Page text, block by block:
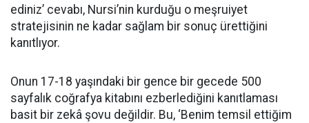
ediniz’ cevabı, Nursi’nin kurduğu o meşruiyet
stratejisinin ne kadar sağlam bir sonuç ürettiğini
kanıtlıyor.
Onun 17-18 yaşındaki bir gence bir gecede 500
sayfalık coğrafya kitabını ezberlediğini kanıtlaması
basit bir zekâ şovu değildir. Bu, ‘Benim temsil ettiğim